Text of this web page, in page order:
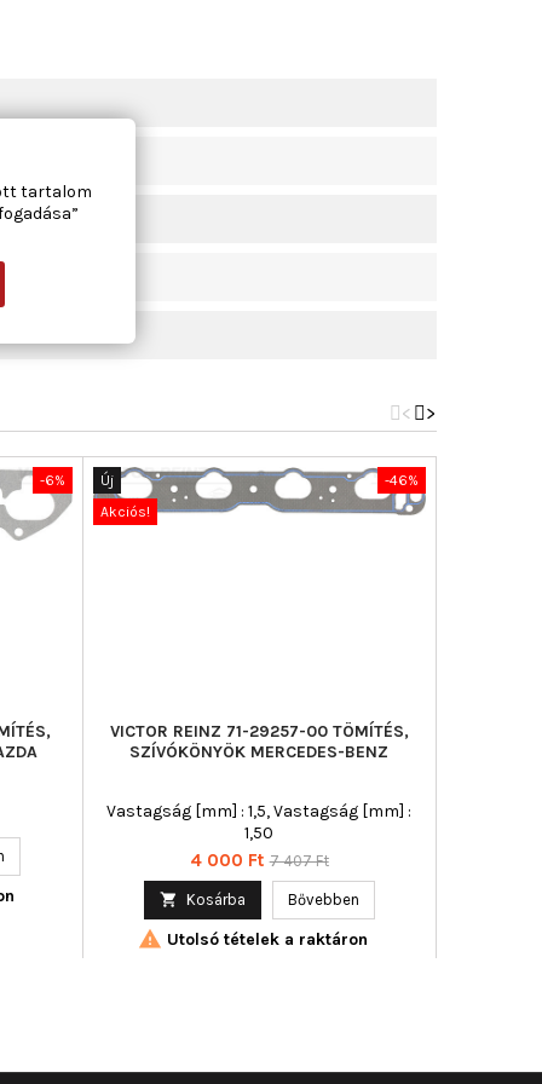
>
<
-6% -46%
Új
Akciós!
VICTOR REINZ 71-29257-00 TÖMÍTÉS,
SZÍVÓKÖNYÖK MERCEDES-BENZ
Vastagság [mm] : 1,5, Vastagság [mm] :
1,50
Ár
4 000 Ft Normál
7 407 Ft
 Kosárba Bővebben
 Utolsó tételek a raktáron
tartalom